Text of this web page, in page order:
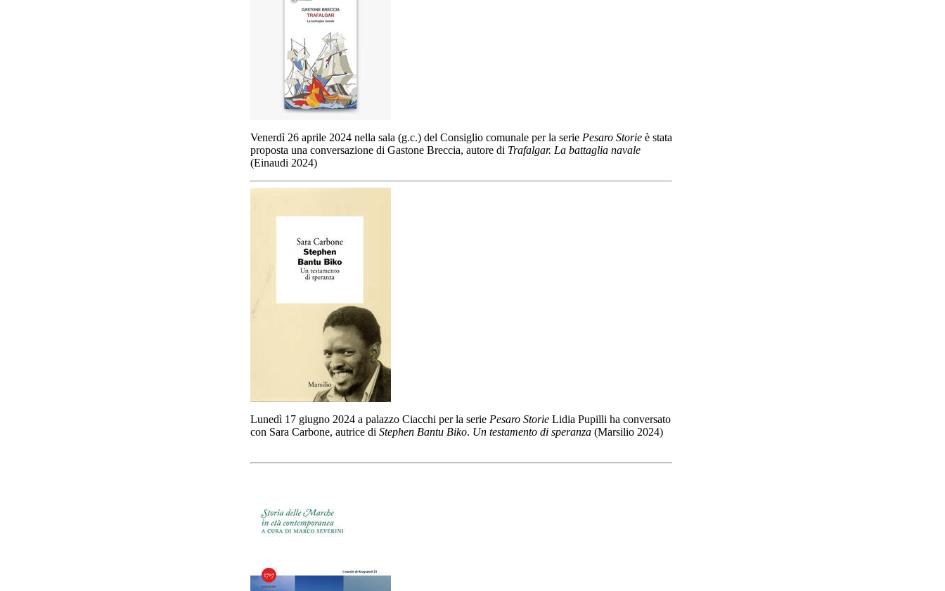
Venerdì 26 aprile 2024 nella sala (g.c.) del Consiglio comunale per la serie Pesaro Storie è stata
proposta una conversazione di Gastone Breccia, autore di Trafalgar. La battaglia navale
(Einaudi 2024)
Lunedì 17 giugno 2024 a palazzo Ciacchi per la serie Pesaro Storie Lidia Pupilli ha conversato
con Sara Carbone, autrice di Stephen Bantu Biko. Un testamento di speranza (Marsilio 2024)